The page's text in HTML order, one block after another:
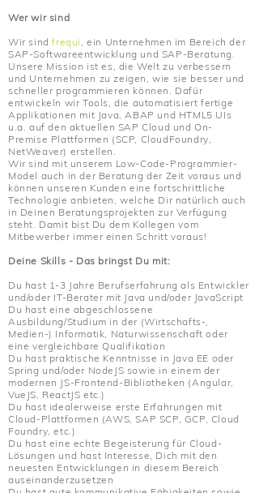
Wer wir sind
Wir sindfrequi , ein Unternehmen im Bereich der
SAP-Softwareentwicklung und SAP-Beratung.
Unsere Mission ist es, die Welt zu verbessern
und Unternehmen zu zeigen, wie sie besser und
schneller programmieren können. Dafür
entwickeln wir Tools, die automatisiert fertige
Applikationen mit Java, ABAP und HTML5 UIs
u.a. auf den aktuellen SAP Cloud und On-
Premise Plattformen (SCP, CloudFoundry,
NetWeaver) erstellen.
Wir sind mit unserem Low-Code-Programmier-
Model auch in der Beratung der Zeit voraus und
können unseren Kunden eine fortschrittliche
Technologie anbieten, welche Dir natürlich auch
in Deinen Beratungsprojekten zur Verfügung
steht. Damit bist Du dem Kollegen vom
Mitbewerber immer einen Schritt voraus!
Deine Skills - Das bringst Du mit:
Du hast 1-3 Jahre Berufserfahrung als Entwickler
und/oder IT-Berater mit Java und/oder JavaScript
Du hast eine abgeschlossene
Ausbildung/Studium in der (Wirtschafts-,
Medien-) Informatik, Naturwissenschaft oder
eine vergleichbare Qualifikation
Du hast praktische Kenntnisse in Java EE oder
Spring und/oder NodeJS sowie in einem der
modernen JS-Frontend-Bibliotheken (Angular,
VueJS, ReactJS etc.)
Du hast idealerweise erste Erfahrungen mit
Cloud-Plattformen (AWS, SAP SCP, GCP, Cloud
Foundry, etc.)
Du hast eine echte Begeisterung für Cloud-
Lösungen und hast Interesse, Dich mit den
neuesten Entwicklungen in diesem Bereich
auseinanderzusetzen